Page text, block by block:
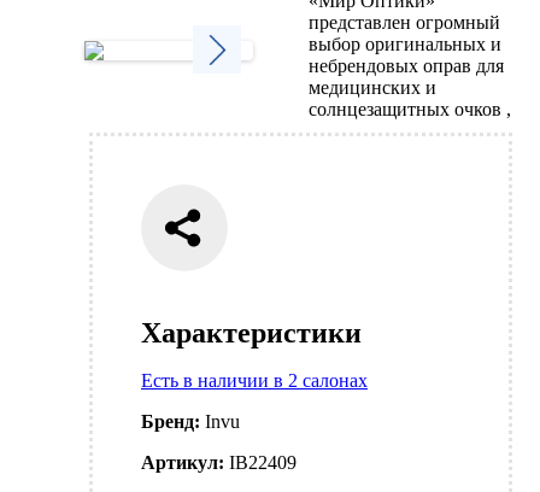
Характеристики
Есть в наличии в 2 салонах
Бренд: Invu
Артикул: IB22409
представлен огромный
выбор оригинальных и
небрендовых оправ для
медицинских и
солнцезащитных очков ,